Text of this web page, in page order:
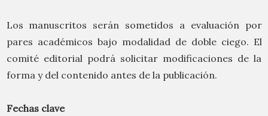
Los manuscritos serán sometidos a evaluación por
pares académicos bajo modalidad de doble ciego. El
comité editorial podrá solicitar modificaciones de la
forma y del contenido antes de la publicación.
Fechas clave